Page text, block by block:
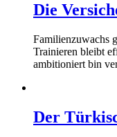
Die
Familienzuwachs
Trainieren bleibt
ambitioniert bin
Der